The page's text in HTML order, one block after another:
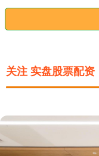
关注 实盘股票配资